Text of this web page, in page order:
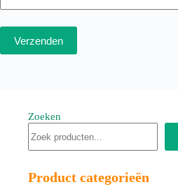
Verzenden
Zoeken
Product categorieën